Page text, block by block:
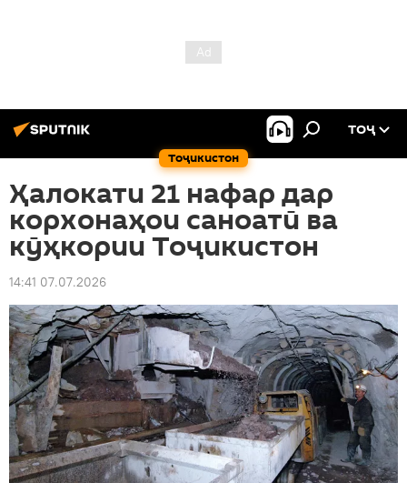
Тоҷикистон
ТОҶ
Ҳалокати 21 нафар дар
корхонаҳои саноатӣ ва
кӯҳкории Тоҷикистон
14:41 07.07.2026